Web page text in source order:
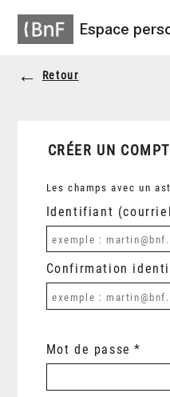
Espace
Retour
CRÉER UN
Les champs avec un
Identifiant
Confirmation
Mot de passe